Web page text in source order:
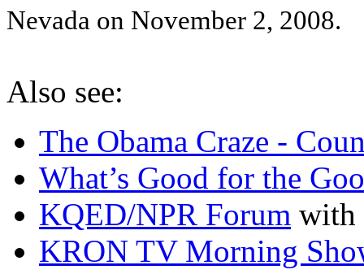
Nevada on November 2, 2008.
Also see:
The Obama Craze -
What’s Good for the
KQED/NPR Forum with
KRON TVMorning